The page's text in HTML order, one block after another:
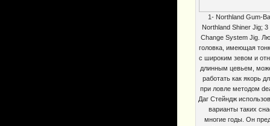
1- Northland Gum-
Northland Shiner Jig;
Change System Jig.
головка, имеющая
с широким зевом и
длинным цевьем,
работать как якорь
при ловле методом
Даг Стейндж
варианты таких
многие годы. Он